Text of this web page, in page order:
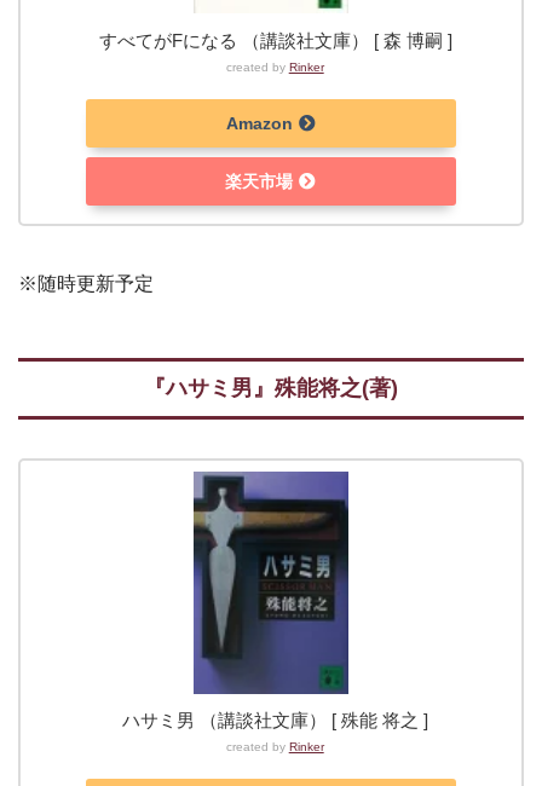
すべてがFになる （講談社文庫） [ 森 博嗣 ]
created by Rinker
Amazon
楽天市場
※随時更新予定
『ハサミ男』殊能将之(著)
ハサミ男 （講談社文庫） [ 殊能 将之 ]
created by Rinker